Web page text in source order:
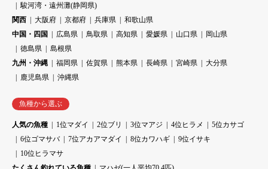
駿河湾・遠州灘(静岡県)
関西
大阪府 京都府 兵庫県
和歌山県
中国・四国
広島県 鳥取県 高知県 愛媛県 山口県
岡山県
徳島県
島根県
九州・沖縄
福岡県 佐賀県 熊本県 長崎県 宮崎県
大分県
鹿児島県
沖縄県
魚種から選ぶ
人気の魚種 1位マダイ 2位ブリ 3位マアジ 4位ヒラメ
5位カサゴ
6位ゴマサバ
7位アカアマダイ 8位カワハギ
9位イサキ
10位ヒラマサ